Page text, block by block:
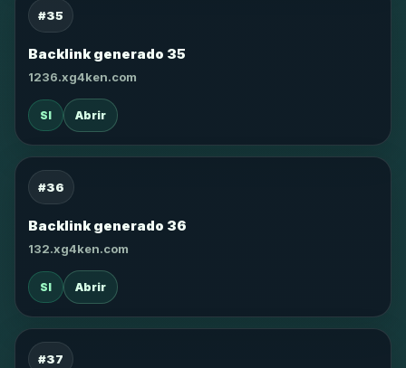
#35
Backlink generado 35
1236.xg4ken.com
SI Abrir
#36
Backlink generado 36
132.xg4ken.com
SI Abrir
#37